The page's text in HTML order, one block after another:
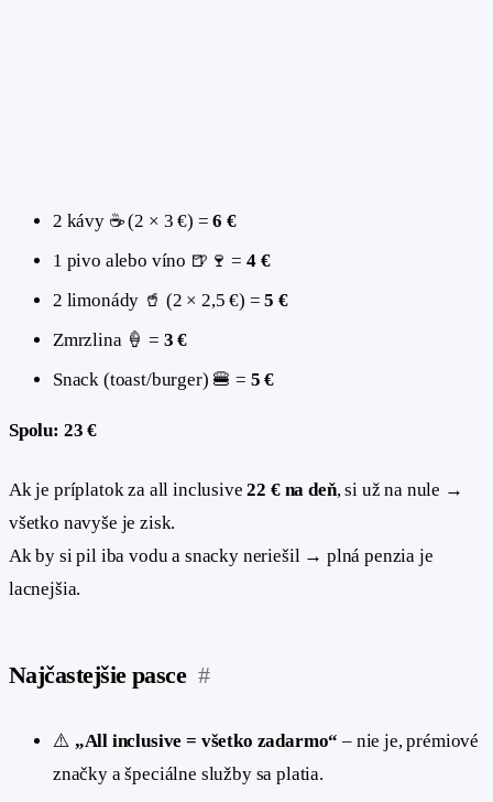
2 kávy ☕️ (2 × 3 €) =6 €
1 pivo alebo víno 🍺🍷 =4 €
2 limonády 🥤 (2 × 2,5 €) =5 €
Zmrzlina 🍦 = 3 €
Snack (toast/burger) 🍔 = 5 €
Spolu: 23 €
Ak je príplatok za all inclusive22 € na deň, si už na nule →
všetko navyše je zisk.
Ak by si pil iba vodu a snacky neriešil → plná penzia je
lacnejšia.
Najčastejšie pasce #
⚠️ „All inclusive = všetko zadarmo“ – nie je, prémiové
značky a špeciálne služby sa platia.